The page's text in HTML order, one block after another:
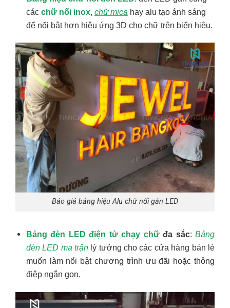
các chữ nổi inox, chữ mica hay alu tạo ánh sáng
để nổi bật hơn hiệu ứng 3D cho chữ trên biển hiệu.
Báo giá bảng hiệu Alu chữ nổi gắn LED
Bảng đèn LED điện tử chạy chữđa sắc:Bảng
đèn LED ma trậnlý tưởng cho các cửa hàng bán lẻ
muốn làm nổi bật chương trình ưu đãi hoặc thông
điệp ngắn gọn.